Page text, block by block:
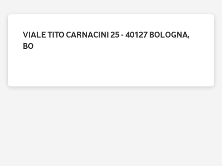
VIALE TITO CARNACINI 25 - 40127 BOLOGNA,
BO